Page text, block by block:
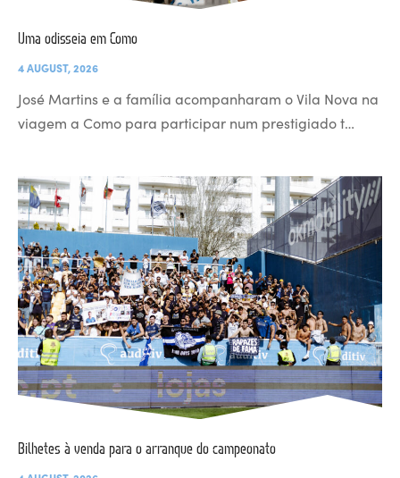
Uma odisseia em Como
4 AUGUST, 2026
José Martins e a família acompanharam o Vila Nova na
viagem a Como para participar num prestigiado t…
Bilhetes à venda para o arranque do campeonato